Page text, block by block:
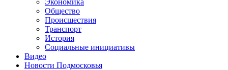
Экономика
Общество
Происшествия
Транспорт
История
Социальные инициативы
Видео
Новости Подмосковья